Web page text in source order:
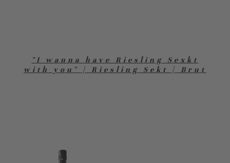
"I wanna have Riesling Sexkt
with you" | Riesling Sekt | Brut